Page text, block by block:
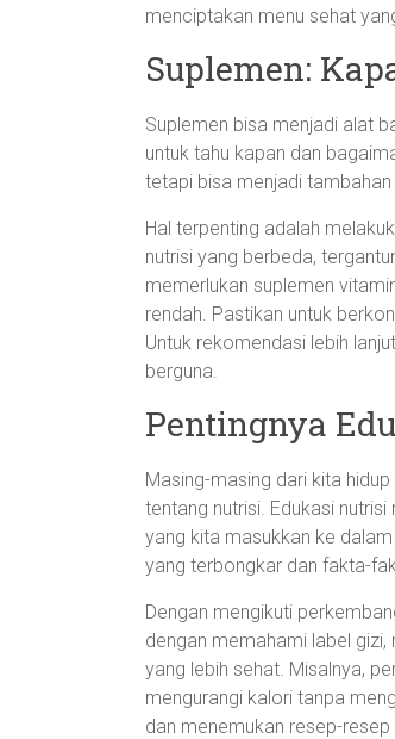
menciptakan menu sehat
Suplemen:
Suplemen bisa menjadi alat
untuk tahu kapan dan
tetapi bisa menjadi
Hal terpenting adalah
nutrisi yang berbeda,
memerlukan suplemen
rendah. Pastikan untuk
Untuk rekomendasi lebih
berguna.
Pentingnya
Masing-masing dari kita
tentang nutrisi. Edukasi
yang kita masukkan ke
yang terbongkar dan fakta-
Dengan mengikuti
dengan memahami label
yang lebih sehat. Misalnya,
mengurangi kalori tanpa
dan menemukan resep-